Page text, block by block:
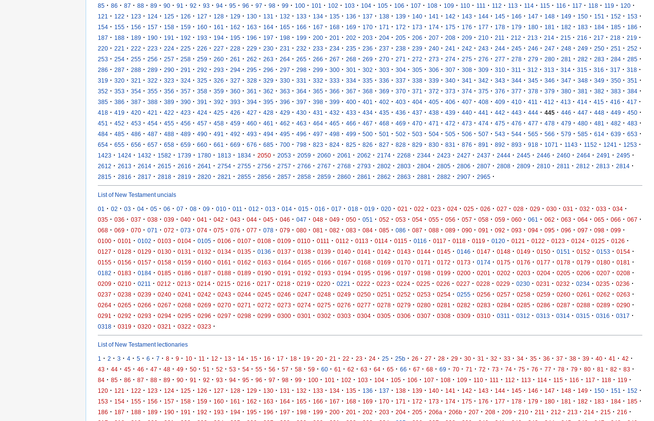
85 · 86 · 87 · 88 · 89 · 90 · 91 · 92 · 93 · 94 · 95 · 96 · 97 · 98 · 99 · 100 · 101 · 102 · 103 · 104 · 105 · 106 · 107 · 108 · 109 · 110 · 111 · 112 · 113 · 114 · 115 · 116 · 117 · 118 · 119 · 120 ·
121 · 122 · 123 · 124 · 125 · 126 · 127 · 128 · 129 · 130 · 131 · 132 · 133 · 134 · 135 · 136 · 137 · 138 · 139 · 140 · 141 · 142 · 143 · 144 · 145 · 146 · 147 · 148 · 149 · 150 · 151 · 152 · 153 ·
154 · 155 · 156 · 157 · 158 · 159 · 160 · 161 · 162 · 163 · 164 · 165 · 166 · 167 · 168 · 169 · 170 · 171 · 172 · 173 · 174 · 175 · 176 · 177 · 178 · 179 · 180 · 181 · 182 · 183 · 184 · 185 · 186 ·
187 · 188 · 189 · 190 · 191 · 192 · 193 · 194 · 195 · 196 · 197 · 198 · 199 · 200 · 201 · 202 · 203 · 204 · 205 · 206 · 207 · 208 · 209 · 210 · 211 · 212 · 213 · 214 · 215 · 216 · 217 · 218 · 219 ·
220 · 221 · 222 · 223 · 224 · 225 · 226 · 227 · 228 · 229 · 230 · 231 · 232 · 233 · 234 · 235 · 236 · 237 · 238 · 239 · 240 · 241 · 242 · 243 · 244 · 245 · 246 · 247 · 248 · 249 · 250 · 251 · 252 ·
253 · 254 · 255 · 256 · 257 · 258 · 259 · 260 · 261 · 262 · 263 · 264 · 265 · 266 · 267 · 268 · 269 · 270 · 271 · 272 · 273 · 274 · 275 · 276 · 277 · 278 · 279 · 280 · 281 · 282 · 283 · 284 · 285 ·
286 · 287 · 288 · 289 · 290 · 291 · 292 · 293 · 294 · 295 · 296 · 297 · 298 · 299 · 300 · 301 · 302 · 303 · 304 · 305 · 306 · 307 · 308 · 309 · 310 · 311 · 312 · 313 · 314 · 315 · 316 · 317 · 318 ·
319 · 320 · 321 · 322 · 323 · 324 · 325 · 326 · 327 · 328 · 329 · 330 · 331 · 332 · 333 · 334 · 335 · 336 · 337 · 338 · 339 · 340 · 341 · 342 · 343 · 344 · 345 · 346 · 347 · 348 · 349 · 350 · 351 ·
352 · 353 · 354 · 355 · 356 · 357 · 358 · 359 · 360 · 361 · 362 · 363 · 364 · 365 · 366 · 367 · 368 · 369 · 370 · 371 · 372 · 373 · 374 · 375 · 376 · 377 · 378 · 379 · 380 · 381 · 382 · 383 · 384 ·
385 · 386 · 387 · 388 · 389 · 390 · 391 · 392 · 393 · 394 · 395 · 396 · 397 · 398 · 399 · 400 · 401 · 402 · 403 · 404 · 405 · 406 · 407 · 408 · 409 · 410 · 411 · 412 · 413 · 414 · 415 · 416 · 417 ·
418 · 419 · 420 · 421 · 422 · 423 · 424 · 425 · 426 · 427 · 428 · 429 · 430 · 431 · 432 · 433 · 434 · 435 · 436 · 437 · 438 · 439 · 440 · 441 · 442 · 443 · 444 · 445 · 446 · 447 · 448 · 449 · 450 ·
451 · 452 · 453 · 454 · 455 · 456 · 457 · 458 · 459 · 460 · 461 · 462 · 463 · 464 · 465 · 466 · 467 · 468 · 469 · 470 · 471 · 472 · 473 · 474 · 475 · 476 · 477 · 478 · 479 · 480 · 481 · 482 · 483 ·
484 · 485 · 486 · 487 · 488 · 489 · 490 · 491 · 492 · 493 · 494 · 495 · 496 · 497 · 498 · 499 · 500 · 501 · 502 · 503 · 504 · 505 · 506 · 507 · 543 · 544 · 565 · 566 · 579 · 585 · 614 · 639 · 653 ·
654 · 655 · 656 · 657 · 658 · 659 · 660 · 661 · 669 · 676 · 685 · 700 · 798 · 823 · 824 · 825 · 826 · 827 · 828 · 829 · 830 · 831 · 876 · 891 · 892 · 893 · 918 · 1071 · 1143 · 1152 · 1241 · 1253 ·
1423 · 1424 · 1432 · 1582 · 1739 · 1780 · 1813 · 1834 · 2050 · 2053 · 2059 · 2060 · 2061 · 2062 · 2174 · 2268 · 2344 · 2423 · 2427 · 2437 · 2444 · 2445 · 2446 · 2460 · 2464 · 2491 · 2495 ·
2612 · 2613 · 2614 · 2615 · 2616 · 2641 · 2754 · 2755 · 2756 · 2757 · 2766 · 2767 · 2768 · 2793 · 2802 · 2803 · 2804 · 2805 · 2806 · 2807 · 2808 · 2809 · 2810 · 2811 · 2812 · 2813 · 2814 ·
2815 · 2816 · 2817 · 2818 · 2819 · 2820 · 2821 · 2855 · 2856 · 2857 · 2858 · 2859 · 2860 · 2861 · 2862 · 2863 · 2881 · 2882 · 2907 · 2965 ·
List of New Testament uncials
01 · 02 · 03 · 04 · 05 · 06 · 07 · 08 · 09 · 010 · 011 · 012 · 013 · 014 · 015 · 016 · 017 · 018 · 019 · 020 · 021 · 022 · 023 · 024 · 025 · 026 · 027 · 028 · 029 · 030 · 031 · 032 · 033 · 034 ·
035 · 036 · 037 · 038 · 039 · 040 · 041 · 042 · 043 · 044 · 045 · 046 · 047 · 048 · 049 · 050 · 051 · 052 · 053 · 054 · 055 · 056 · 057 · 058 · 059 · 060 · 061 · 062 · 063 · 064 · 065 · 066 · 067 ·
068 · 069 · 070 · 071 · 072 · 073 · 074 · 075 · 076 · 077 · 078 · 079 · 080 · 081 · 082 · 083 · 084 · 085 · 086 · 087 · 088 · 089 · 090 · 091 · 092 · 093 · 094 · 095 · 096 · 097 · 098 · 099 ·
0100 · 0101 · 0102 · 0103 · 0104 · 0105 · 0106 · 0107 · 0108 · 0109 · 0110 · 0111 · 0112 · 0113 · 0114 · 0115 · 0116 · 0117 · 0118 · 0119 · 0120 · 0121 · 0122 · 0123 · 0124 · 0125 · 0126 ·
0127 · 0128 · 0129 · 0130 · 0131 · 0132 · 0134 · 0135 · 0136 · 0137 · 0138 · 0139 · 0140 · 0141 · 0142 · 0143 · 0144 · 0145 · 0146 · 0147 · 0148 · 0149 · 0150 · 0151 · 0152 · 0153 · 0154 ·
0155 · 0156 · 0157 · 0158 · 0159 · 0160 · 0161 · 0162 · 0163 · 0164 · 0165 · 0166 · 0167 · 0168 · 0169 · 0170 · 0171 · 0172 · 0173 · 0174 · 0175 · 0176 · 0177 · 0178 · 0179 · 0180 · 0181 ·
0182 · 0183 · 0184 · 0185 · 0186 · 0187 · 0188 · 0189 · 0190 · 0191 · 0192 · 0193 · 0194 · 0195 · 0196 · 0197 · 0198 · 0199 · 0200 · 0201 · 0202 · 0203 · 0204 · 0205 · 0206 · 0207 · 0208 ·
0209 · 0210 · 0211 · 0212 · 0213 · 0214 · 0215 · 0216 · 0217 · 0218 · 0219 · 0220 · 0221 · 0222 · 0223 · 0224 · 0225 · 0226 · 0227 · 0228 · 0229 · 0230 · 0231 · 0232 · 0234 · 0235 · 0236 ·
0237 · 0238 · 0239 · 0240 · 0241 · 0242 · 0243 · 0244 · 0245 · 0246 · 0247 · 0248 · 0249 · 0250 · 0251 · 0252 · 0253 · 0254 · 0255 · 0256 · 0257 · 0258 · 0259 · 0260 · 0261 · 0262 · 0263 ·
0264 · 0265 · 0266 · 0267 · 0268 · 0269 · 0270 · 0271 · 0272 · 0273 · 0274 · 0275 · 0276 · 0277 · 0278 · 0279 · 0280 · 0281 · 0282 · 0283 · 0284 · 0285 · 0286 · 0287 · 0288 · 0289 · 0290 ·
0291 · 0292 · 0293 · 0294 · 0295 · 0296 · 0297 · 0298 · 0299 · 0300 · 0301 · 0302 · 0303 · 0304 · 0305 · 0306 · 0307 · 0308 · 0309 · 0310 · 0311 · 0312 · 0313 · 0314 · 0315 · 0316 · 0317 ·
0318 · 0319 · 0320 · 0321 · 0322 · 0323 ·
List of New Testament lectionaries
1 · 2 · 3 · 4 · 5 · 6 · 7 · 8 · 9 · 10 · 11 · 12 · 13 · 14 · 15 · 16 · 17 · 18 · 19 · 20 · 21 · 22 · 23 · 24 · 25 · 25b · 26 · 27 · 28 · 29 · 30 · 31 · 32 · 33 · 34 · 35 · 36 · 37 · 38 · 39 · 40 · 41 · 42 ·
43 · 44 · 45 · 46 · 47 · 48 · 49 · 50 · 51 · 52 · 53 · 54 · 55 · 56 · 57 · 58 · 59 · 60 · 61 · 62 · 63 · 64 · 65 · 66 · 67 · 68 · 69 · 70 · 71 · 72 · 73 · 74 · 75 · 76 · 77 · 78 · 79 · 80 · 81 · 82 · 83 ·
84 · 85 · 86 · 87 · 88 · 89 · 90 · 91 · 92 · 93 · 94 · 95 · 96 · 97 · 98 · 99 · 100 · 101 · 102 · 103 · 104 · 105 · 106 · 107 · 108 · 109 · 110 · 111 · 112 · 113 · 114 · 115 · 116 · 117 · 118 · 119 ·
120 · 121 · 122 · 123 · 124 · 125 · 126 · 127 · 128 · 129 · 130 · 131 · 132 · 133 · 134 · 135 · 136 · 137 · 138 · 139 · 140 · 141 · 142 · 143 · 144 · 145 · 146 · 147 · 148 · 149 · 150 · 151 · 152 ·
153 · 154 · 155 · 156 · 157 · 158 · 159 · 160 · 161 · 162 · 163 · 164 · 165 · 166 · 167 · 168 · 169 · 170 · 171 · 172 · 173 · 174 · 175 · 176 · 177 · 178 · 179 · 180 · 181 · 182 · 183 · 184 · 185 ·
186 · 187 · 188 · 189 · 190 · 191 · 192 · 193 · 194 · 195 · 196 · 197 · 198 · 199 · 200 · 201 · 202 · 203 · 204 · 205 · 206a · 206b · 207 · 208 · 209 · 210 · 211 · 212 · 213 · 214 · 215 · 216 ·